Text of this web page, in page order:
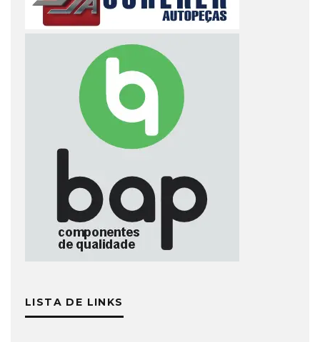
LISTA DE LINKS